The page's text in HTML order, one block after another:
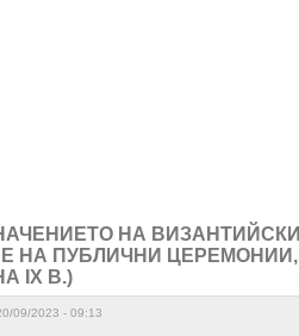
НА
НА ПУБЛИЧНИ
IX В.)
09/2023 - 09:13